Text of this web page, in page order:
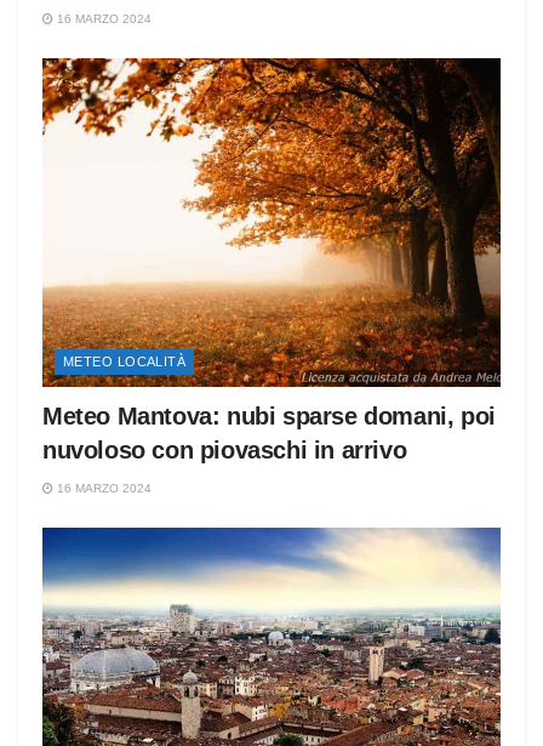
16 MARZO 2024
METEO LOCALITÀ
Meteo Mantova: nubi sparse domani, poi
nuvoloso con piovaschi in arrivo
16 MARZO 2024